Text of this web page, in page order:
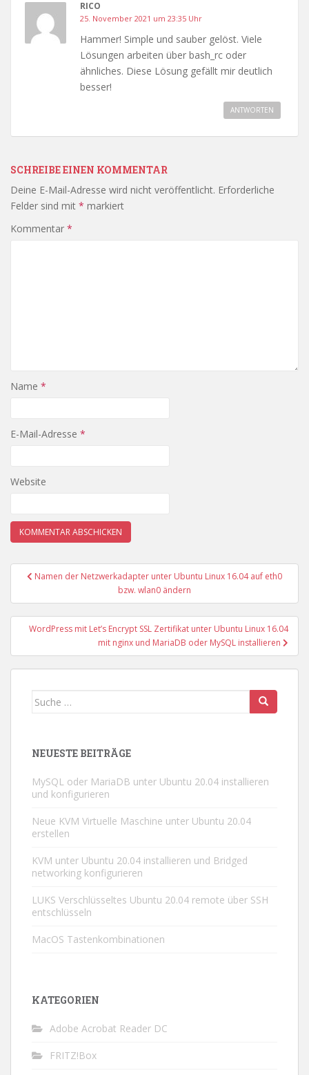
RICO
25. November 2021 um 23:35 Uhr
Hammer! Simple und sauber gelöst. Viele
Lösungen arbeiten über bash_rc oder
ähnliches. Diese Lösung gefällt mir deutlich
besser!
ANTWORTEN
SCHREIBE EINEN KOMMENTAR
Deine E-Mail-Adresse wird nicht veröffentlicht. Erforderliche
Felder sind mit * markiert
Kommentar *
Name *
E-Mail-Adresse *
Website
Beitragsnavigation
Namen der Netzwerkadapter unter Ubuntu Linux 16.04 auf eth0
bzw. wlan0 ändern
WordPress mit Let’s Encrypt SSL Zertifikat unter Ubuntu Linux 16.04
mit nginx und MariaDB oder MySQL installieren
Suche
NEUESTE BEITRÄGE
MySQL oder MariaDB unter Ubuntu 20.04 installieren
und konfigurieren
Neue KVM Virtuelle Maschine unter Ubuntu 20.04
erstellen
KVM unter Ubuntu 20.04 installieren und Bridged
networking konfigurieren
LUKS Verschlüsseltes Ubuntu 20.04 remote über SSH
entschlüsseln
MacOS Tastenkombinationen
KATEGORIEN
Adobe Acrobat Reader DC
FRITZ!Box